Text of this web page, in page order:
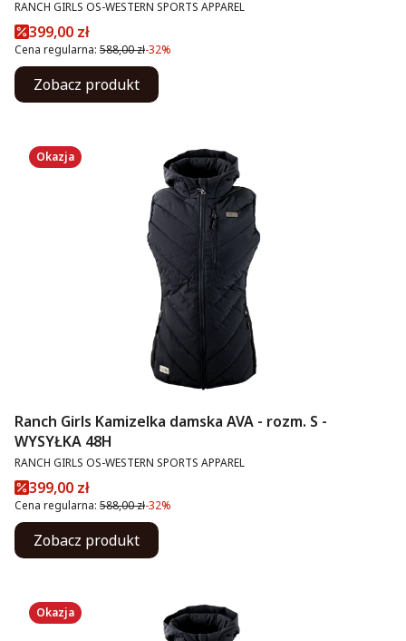
RANCH GIRLS OS-WESTERN SPORTS APPAREL
Cena promocyjna
399,00 zł
Cena regularna: 588,00 zł-32%
Zobacz produkt
Okazja
Ranch Girls Kamizelka damska AVA - rozm. S -
WYSYŁKA 48H
PRODUCENT
RANCH GIRLS OS-WESTERN SPORTS APPAREL
Cena promocyjna
399,00 zł
Cena regularna: 588,00 zł-32%
Zobacz produkt
Okazja